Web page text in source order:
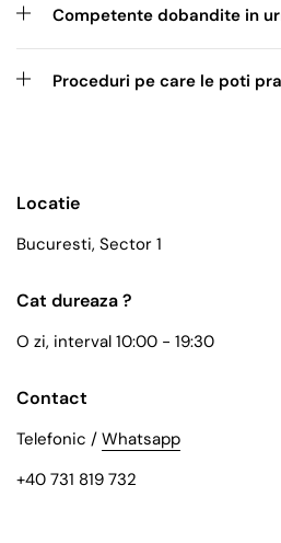
Competente dobandite in
Proceduri pe care le poti
Locatie
Bucuresti, Sector 1
Cat dureaza ?
O zi, interval 10:00 - 19:30
Contact
Telefonic / Whatsapp
+40 731 819 732